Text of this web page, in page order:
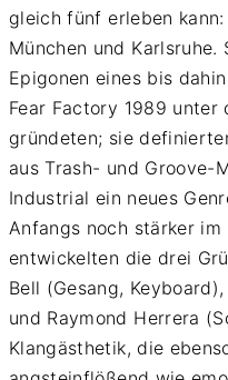
gleich fünf erleben
München und
Epigonen eines bis
Fear Factory 1989 unter
gründeten; sie
aus Trash- und Groove-
Industrial ein neues
Anfangs noch stärker
entwickelten die drei
Bell (Gesang,
und Raymond Herrera
Klangästhetik, die